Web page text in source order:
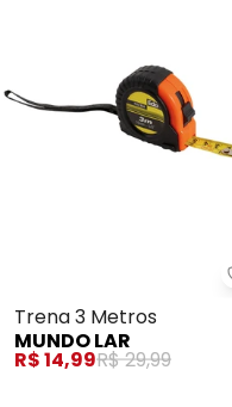
Trena 3 Metros
MUNDO LAR
R$ 14,99R$ 29,99